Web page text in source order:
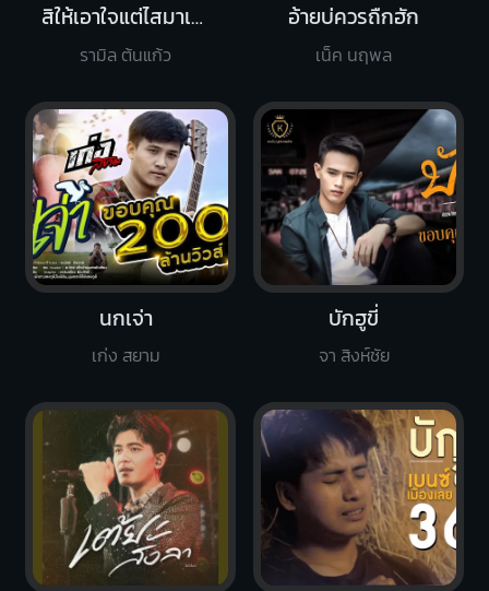
สิให้เอาใจแต่ไสมาเจ็บ
รามิล ต้นแก้ว
อ้ายบ่ควรถืกฮัก
เน็ค นฤพล
นกเจ่า
เก่ง สยาม
บักฮูขี่
จา สิงห์ชัย